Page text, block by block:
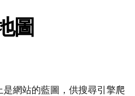
圖
網站的藍圖，供搜尋引擎爬